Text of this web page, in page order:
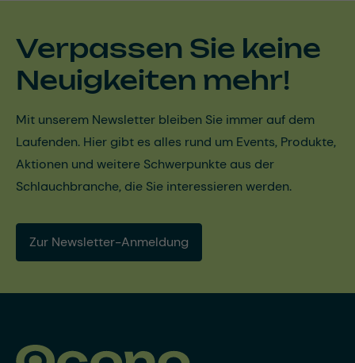
Verpassen Sie keine
Neuigkeiten mehr!
Mit unserem Newsletter bleiben Sie immer auf dem
Laufenden. Hier gibt es alles rund um Events, Produkte,
Aktionen und weitere Schwerpunkte aus der
Schlauchbranche, die Sie interessieren werden.
Zur Newsletter-Anmeldung